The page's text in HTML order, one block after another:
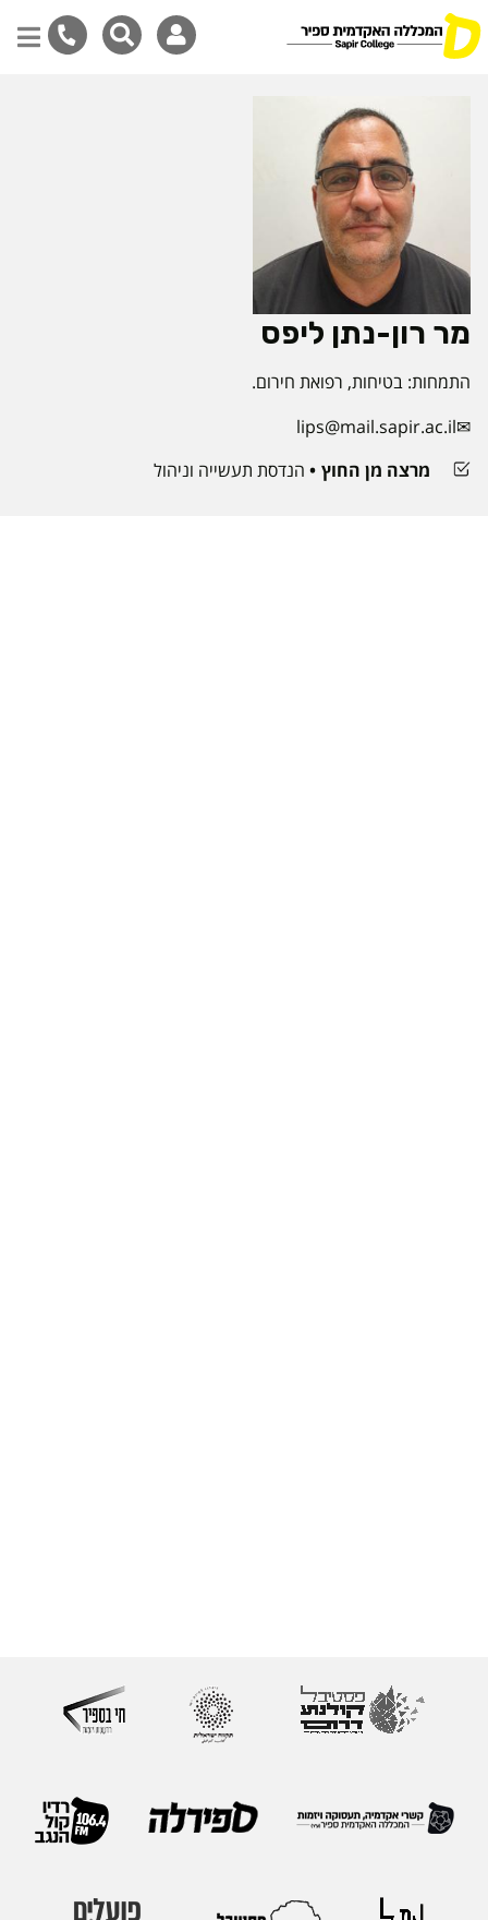
מר רון-נתן ליפס
התמחות: בטיחות, רפואת חירום.
lips@mail.sapir.ac.il
מרצה מן החוץ
הנדסת תעשייה וניהול